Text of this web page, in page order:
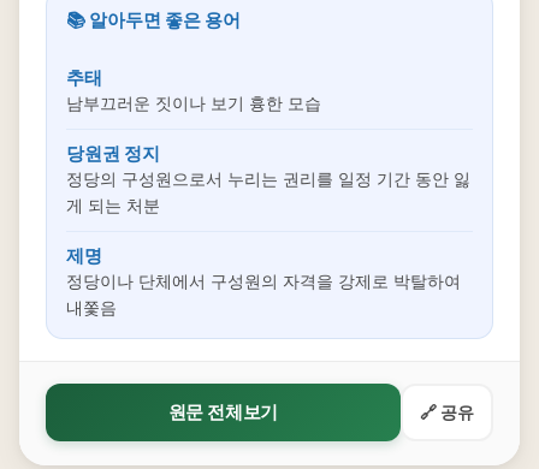
📚 알아두면 좋은 용어
추태
남부끄러운 짓이나 보기 흉한 모습
당원권 정지
정당의 구성원으로서 누리는 권리를 일정 기간 동안 잃
게 되는 처분
제명
정당이나 단체에서 구성원의 자격을 강제로 박탈하여
내쫓음
원문 전체보기 🔗 공유